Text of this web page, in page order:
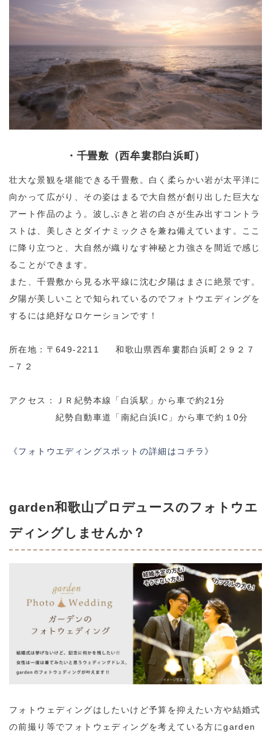
・千畳敷（西牟婁郡白浜町）
壮大な景観を堪能できる千畳敷。白く柔らかい岩が太平洋に
向かって広がり、その姿はまるで大自然が創り出した巨大な
アート作品のよう。波しぶきと岩の白さが生み出すコントラ
ストは、美しさとダイナミックさを兼ね備えています。ここ
に降り立つと、大自然が織りなす神秘と力強さを間近で感じ
ることができます。
また、千畳敷から見る水平線に沈む夕陽はまさに絶景です。
夕陽が美しいことで知られているのでフォトウエディングを
するには絶好なロケーションです！
所在地：〒649-2211 和歌山県西牟婁郡白浜町２９２７
−７２
アクセス：ＪＲ紀勢本線「白浜駅」から車で約21分
紀勢自動車道「南紀白浜IC」から車で約１0分
《フォトウエディングスポットの詳細はコチラ》
garden和歌山プロデュースのフォトウエ
ディングしませんか？
フォトウェディングはしたいけど予算を抑えたい方や結婚式
の前撮り等でフォトウェディングを考えている方にgarden